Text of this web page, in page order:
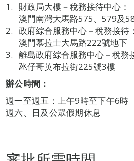
財政局大樓－稅務接待中心：
澳門南灣大馬路575、579及
政府綜合服務中心－稅務接待：
澳門慕拉士大馬路222號地下
離島政府綜合服務中心－稅務
氹仔哥英布拉街225號3樓
辦公時間：
週一至週五：上午9時至下午6時
週六、日及公眾假期休息